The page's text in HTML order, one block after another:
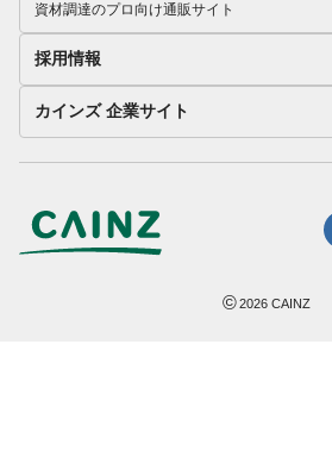
資材調達のプロ向け通販サイト
採用情報
カインズ 企業サイト
©2026 CAINZ